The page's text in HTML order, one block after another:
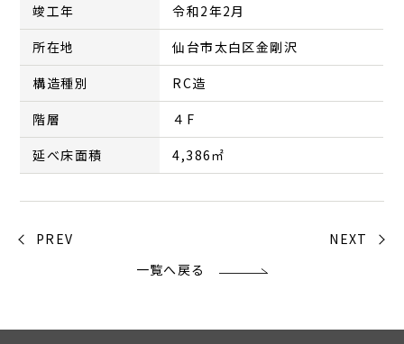
竣工年
令和2年2月
所在地
仙台市太白区金剛沢
構造種別
RC造
階層
４F
延べ床面積
4,386㎡
PREV
NEXT
一覧へ戻る